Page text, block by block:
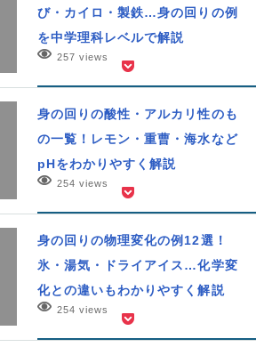
び・カイロ・製鉄…身の回りの例
を中学理科レベルで解説
257 views
身の回りの酸性・アルカリ性のも
の一覧！レモン・重曹・海水など
pHをわかりやすく解説
254 views
身の回りの物理変化の例12選！
氷・湯気・ドライアイス…化学変
化との違いもわかりやすく解説
254 views